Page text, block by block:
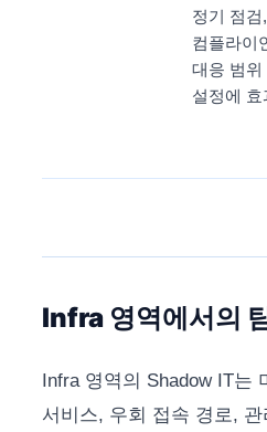
정기 점검,
컴플라이
대응 범위
설정에 효
Infra 영역에서의
Infra 영역의 Shadow IT는
서비스, 우회 접속 경로,